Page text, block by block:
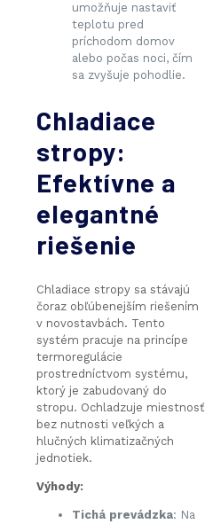
umožňuje nastaviť
teplotu pred
príchodom domov
alebo počas noci, čím
sa zvyšuje pohodlie.
Chladiace
stropy:
Efektívne a
elegantné
riešenie
Chladiace stropy sa stávajú
čoraz obľúbenejším riešením
v novostavbách. Tento
systém pracuje na princípe
termoregulácie
prostredníctvom systému,
ktorý je zabudovaný do
stropu. Ochladzuje miestnosť
bez nutnosti veľkých a
hlučných klimatizačných
jednotiek.
Výhody:
Tichá prevádzka: Na